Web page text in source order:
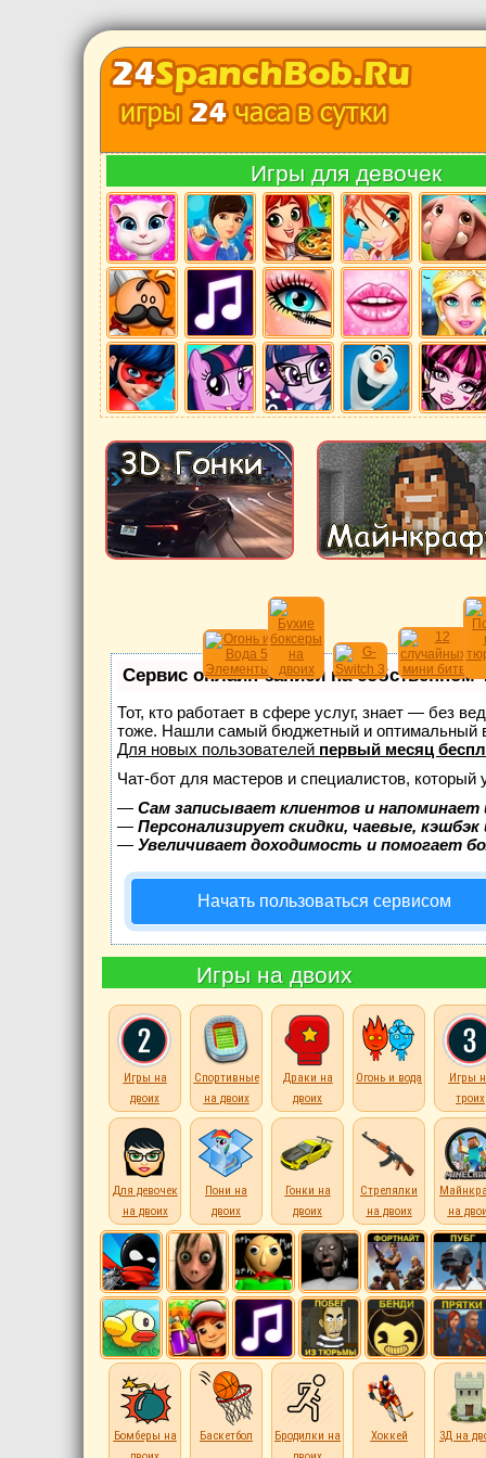
Игры для девочек
Сервис онлайн-записи на собственном
Тот, кто работает в сфере услуг, знает — без
тоже. Нашли самый бюджетный и оптимальный
Для новых пользователей первый месяц
Чат-бот для мастеров и специалистов, который
— Сам записывает клиентов и напоминает
— Персонализирует скидки, чаевые,
— Увеличивает доходимость и помогает
Начать пользоваться сервисом
Игры на двоих
Игры на
двоих
Спортивные
на двоих
Драки на
двоих
Огонь и вода
Игры
троих
Для девочек
на двоих
Пони на
двоих
Гонки на
двоих
Стрелялки
на двоих
на
Бомберы на
Баскетбол
Бродилки на
Хоккей 3Д на